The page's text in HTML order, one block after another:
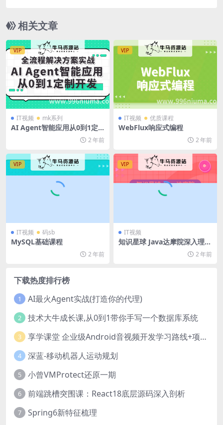
相关文章
VIP
IT视频 mk系列
AI Agent智能应用从0到1定
制开发 全流程解决方案实战2 年前
VIP
IT视频 优质课程
WebFlux响应式编程
2 年前
VIP
IT视频 码sb
MySQL基础课程
2 年前
VIP
IT视频
知识星球 Java达摩院深入理解
2 年前
下载热度排行榜
1 AI最火Agent实战(打造你的代理)
2 技术大牛成长课,从0到1带你手写一个数据库系统
3 享学课堂 企业级Android音视频开发学习路线+项目实战（附源码）
4 深蓝-移动机器人运动规划
5 小曾VMProtect还原一期
6 前端跳槽突围课：React18底层源码深入剖析
7 Spring6新特征梳理